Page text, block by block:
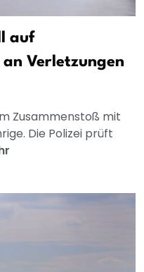
auf
Verletzungen
Zusammenstoß mit
Die Polizei prüft